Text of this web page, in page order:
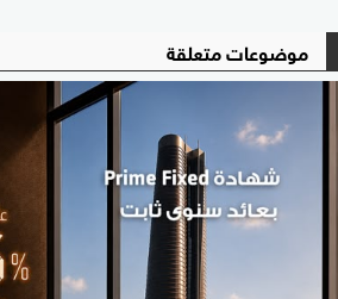
موضوعات متعلقة